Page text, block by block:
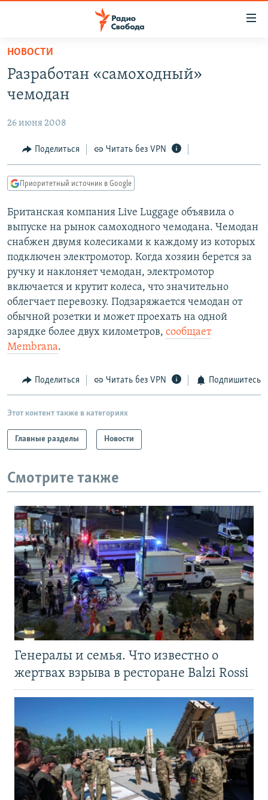
упрощенного
доступа
основному
Вернутся
главной
навигации
Вернутся
поиску
ПРОГРАММЫ
ПОДКАСТЫ
ЦИТАТЫ СВОБОДЫ
МНЕНИЯ
IDEL.РЕАЛИИ
КАВКАЗ.РЕАЛИИ
СЕВЕР.РЕАЛИИ
СИБИРЬ.РЕАЛИИ
РАСПИСАНИЕ ВЕЩАНИЯ
ПОДПИШИТЕСЬ НА РАССЫЛКУ
СОЦИАЛЬНЫЕ СЕТИ
Все сайты РСЕ/РС
НОВОСТИ
Разработан «самоходный»
чемодан
26 июня 2008
Поделиться Читать без VPN
Приоритетный источник в Google
Британская компания Live Luggage объявила о
выпуске на рынок самоходного чемодана. Чемодан
снабжен двумя колесиками к каждому из которых
подключен электромотор. Когда хозяин берется за
ручку и наклоняет чемодан, электромотор
включается и крутит колеса, что значительно
облегчает перевозку. Подзаряжается чемодан от
обычной розетки и может проехать на одной
зарядке более двух километров, сообщает
Membrana.
Поделиться Читать без VPN Подпишитесь
Этот контент также в категориях
Главные разделы Новости
Смотрите также
Генералы и семья. Что известно о
жертвах взрыва в ресторане Balzi Rossi